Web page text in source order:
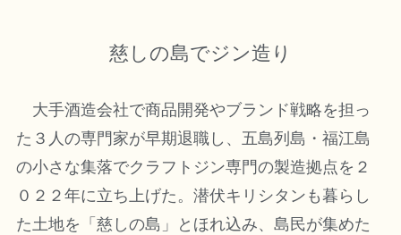
慈しの島でジン造り
大手酒造会社で商品開発やブランド戦略を担っ
た３人の専門家が早期退職し、五島列島・福江島
の小さな集落でクラフトジン専門の製造拠点を２
０２２年に立ち上げた。潜伏キリシタンも暮らし
た土地を「慈しの島」とほれ込み、島民が集めた